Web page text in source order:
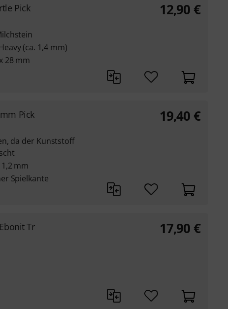
Pick
(ca. 1,4 mm)
28 mm
12,90 €
Pick
da der Kunststoff
mm
Spielkante
19,40 €
Tr 17,90 €